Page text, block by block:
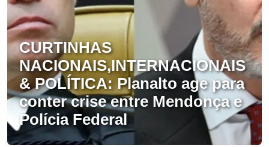
CURTINHAS
NACIONAIS,INTERNACIONAIS
& POLÍTICA: Planalto age para
conter crise entre Mendonça e
Polícia Federal